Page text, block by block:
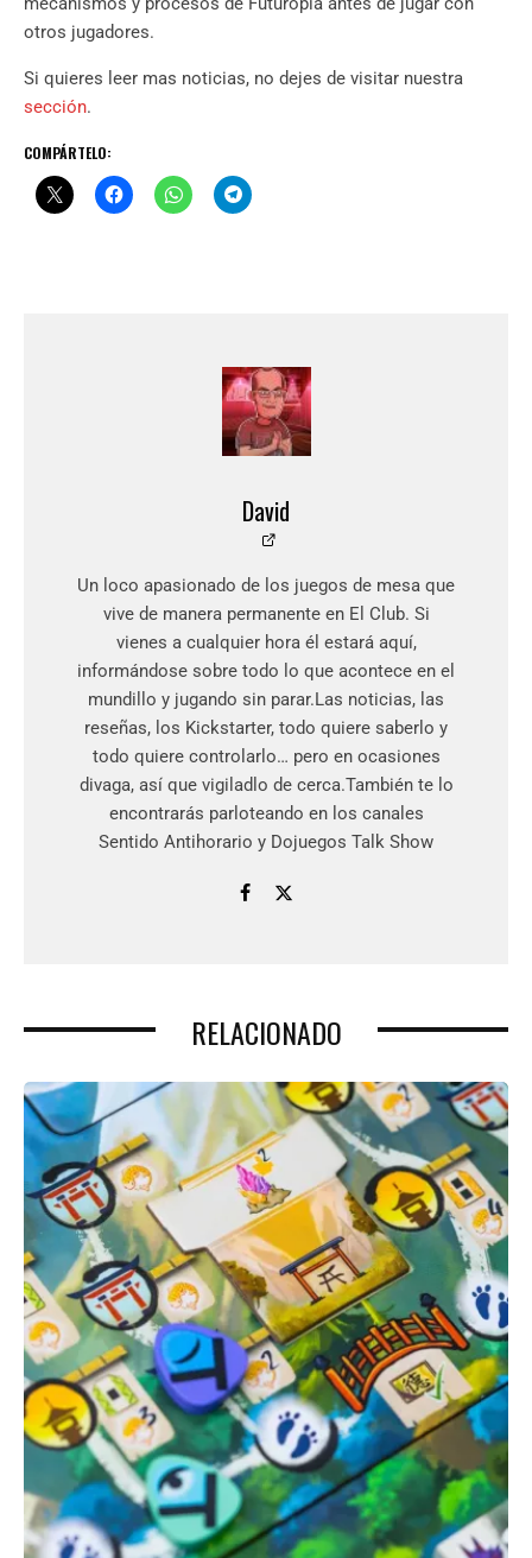
otros jugadores.
Si quieres leer mas noticias, no dejes de visitar nuestra
sección.
COMPÁRTELO:
David
Un loco apasionado de los juegos de mesa que
vive de manera permanente en El Club. Si
vienes a cualquier hora él estará aquí,
informándose sobre todo lo que acontece en el
mundillo y jugando sin parar.Las noticias, las
reseñas, los Kickstarter, todo quiere saberlo y
todo quiere controlarlo… pero en ocasiones
divaga, así que vigiladlo de cerca.También te lo
encontrarás parloteando en los canales
Sentido Antihorario y Dojuegos Talk Show
RELACIONADO